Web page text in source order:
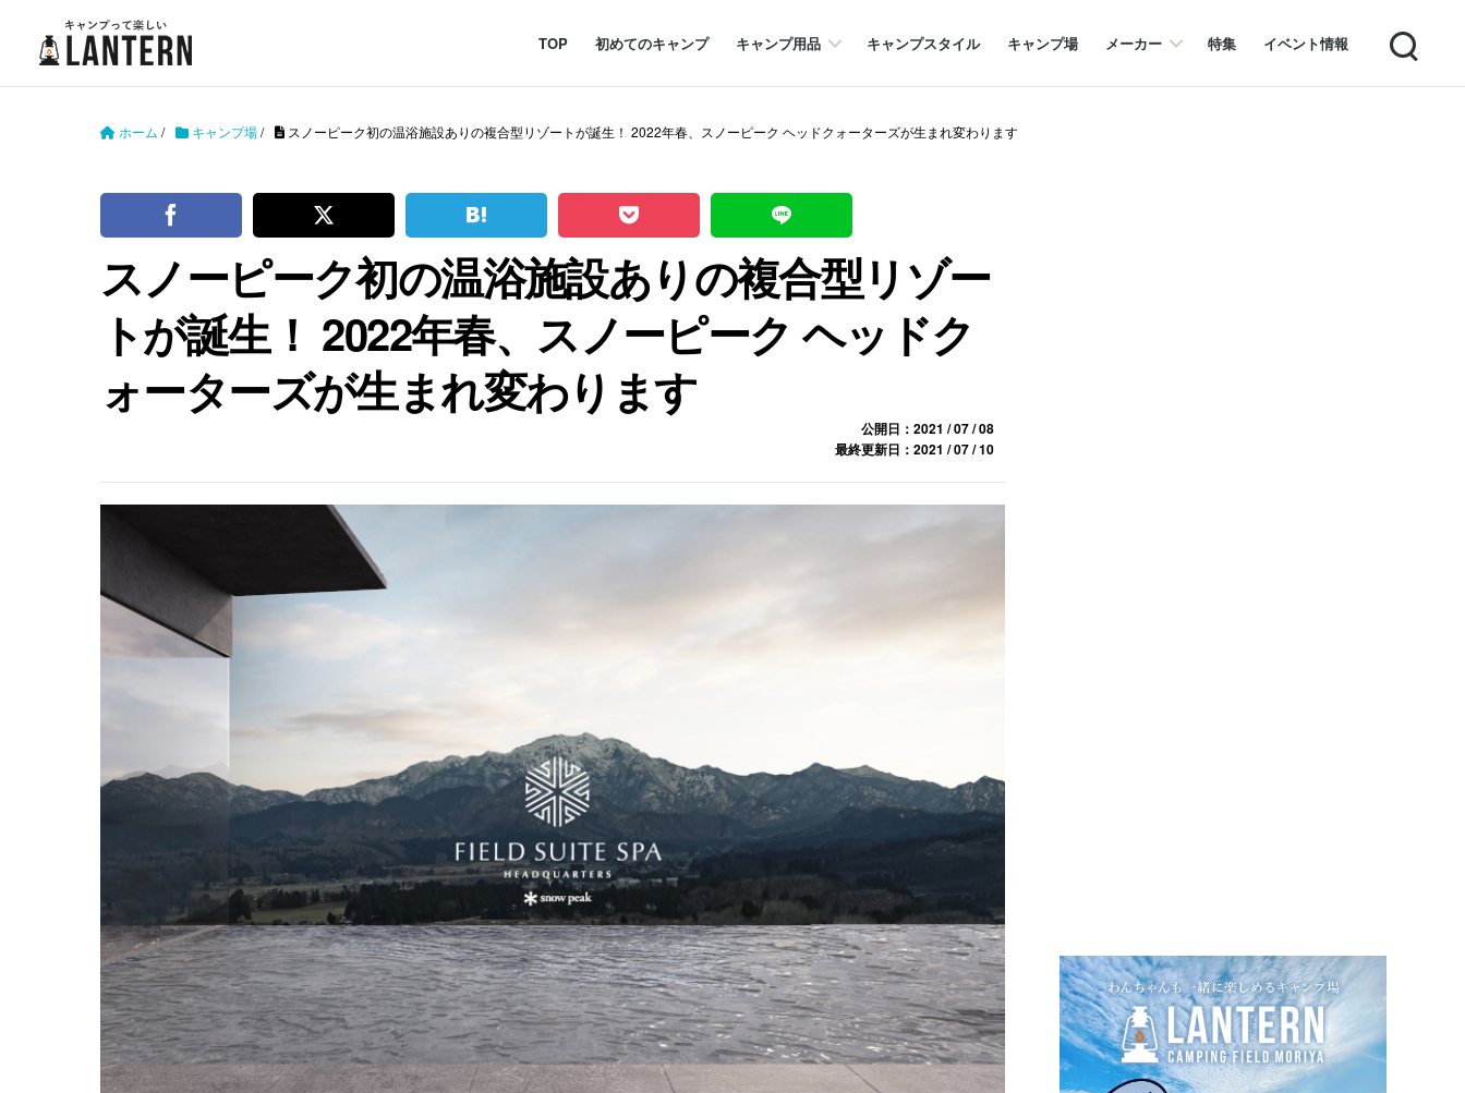
TOP 初めてのキャンプ キャンプ用品 キャンプスタイル キャンプ場 メーカー 特集 イベント情報 Search
ホーム / キャンプ場/ スノーピーク初の温浴施設ありの複合型リゾートが誕生！ 2022年春、スノーピーク ヘッドクォーターズが生まれ変わります
スノーピーク初の温浴施設ありの複合型リゾー
トが誕生！ 2022年春、スノーピーク ヘッドク
ォーターズが生まれ変わります
公開日：2021 / 07 / 08
最終更新日：2021 / 07 / 10